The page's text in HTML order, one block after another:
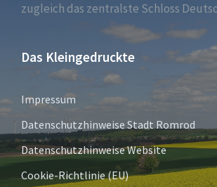
zugleich das zentralste Schloss
Das Kleingedruckte
Impressum
Datenschutzhinweise Stadt Romrod
Datenschutzhinweise Website
Cookie-Richtlinie (EU)